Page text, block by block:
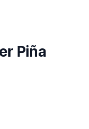
Piña